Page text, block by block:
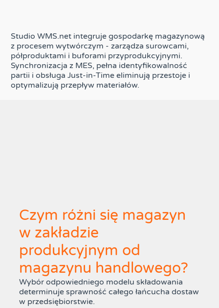
Studio WMS.net integruje gospodarkę magazynową
z procesem wytwórczym - zarządza surowcami,
półproduktami i buforami przyprodukcyjnymi.
Synchronizacja z MES, pełna identyfikowalność
partii i obsługa Just-in-Time eliminują przestoje i
optymalizują przepływ materiałów.
Czym różni się magazyn
w zakładzie
produkcyjnym od
magazynu handlowego?
Wybór odpowiedniego modelu składowania
determinuje sprawność całego łańcucha dostaw
w przedsiębiorstwie.